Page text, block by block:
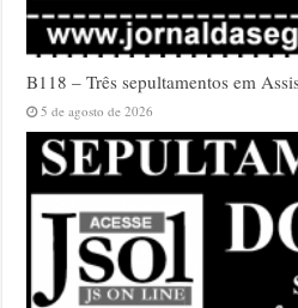
B118 – Três sepultamentos em
5 de agosto de 2026